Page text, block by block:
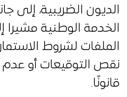
الديون الضريبية، إلى
الخدمة الوطنية
الملفات لشروط
نقص التوقيعات أو عدم
قانونًا.